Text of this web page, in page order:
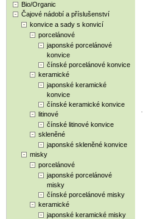
Bio/Organic
Čajové nádobí a příslušenství
konvice a sady s konvicí
porcelánové
japonské porcelánové
konvice
čínské porcelánové konvice
keramické
japonské keramické
konvice
čínské keramické konvice
litinové
čínské litinové konvice
skleněné
japonské skleněné konvice
misky
porcelánové
japonské porcelánové
misky
čínské porcelánové misky
keramické
japonské keramické misky